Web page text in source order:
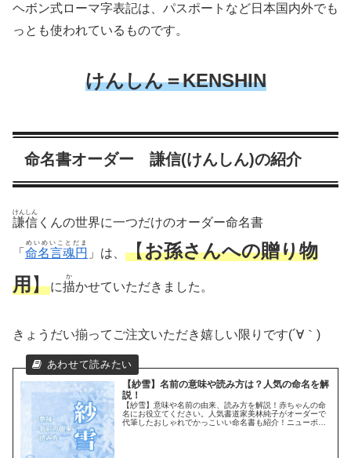
ヘボン式ローマ字表記は、パスポートなど日本国内外でも
っとも使われているものです。
けんしん＝KENSHIN
命名書オーダー 謙信(けんしん)の紹介
謙信
けんしん
くんの世界に一つだけのオーダー命名書
「 命名言魂円
めいめいことだま
」は、 【お孫さんへの贈り物
用】に描
か
かせていただきました。
きょうだい揃ってご注文いただき嬉しい限りです(´∀｀)
【紗雪】名前の意味や読み方は？人気の命名を解
説！
【紗雪】意味や名前の由来、読み方を解説！赤ちゃんの命
名にお役立てください。人気書道家美林純子がオーダーで
代筆したおしゃれでかっこいい命名書も紹介！ニューボー